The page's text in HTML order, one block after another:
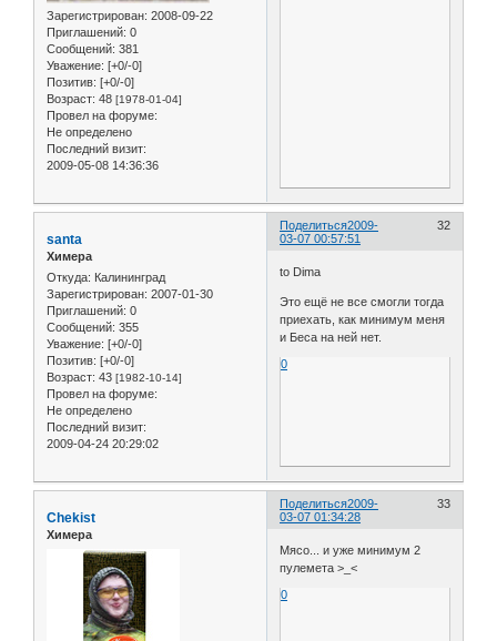
Зарегистрирован: 2008-09-22
Приглашений: 0
Сообщений: 381
Уважение: [+0/-0]
Позитив: [+0/-0]
Возраст: 48 [1978-01-04]
Провел на форуме:
Не определено
Последний визит:
2009-05-08 14:36:36
Поделиться 32
2009-
03-07 00:57:51
santa
Химера
Откуда: Калининград
Зарегистрирован: 2007-01-30
Приглашений: 0
Сообщений: 355
Уважение: [+0/-0]
Позитив: [+0/-0]
Возраст: 43 [1982-10-14]
Провел на форуме:
Не определено
Последний визит:
2009-04-24 20:29:02
to Dima
Это ещё не все смогли тогда
приехать, как минимум меня
и Беса на ней нет.
0
Поделиться 33
2009-
03-07 01:34:28
Chekist
Химера
Мясо... и уже минимум 2
пулемета >_<
0